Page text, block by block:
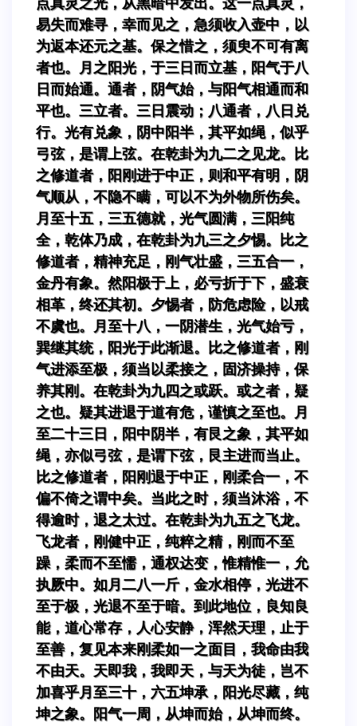
易失而难寻，幸而见之，急须收入壶中，以
为返本还元之基。保之惜之，须臾不可有离
者也。月之阳光，于三日而立基，阳气于八
日而始通。通者，阴气始，与阳气相通而和
平也。三立者。三日震动；八通者，八日兑
行。光有兑象，阴中阳半，其平如绳，似乎
弓弦，是谓上弦。在乾卦为九二之见龙。比
之修道者，阳刚进于中正，则和平有明，阴
气顺从，不隐不瞒，可以不为外物所伤矣。
月至十五，三五德就，光气圆满，三阳纯
全，乾体乃成，在乾卦为九三之夕惕。比之
修道者，精神充足，刚气壮盛，三五合一，
金丹有象。然阳极于上，必亏折于下，盛衰
相革，终还其初。夕惕者，防危虑险，以戒
不虞也。月至十八，一阴潜生，光气始亏，
巽继其统，阳光于此渐退。比之修道者，刚
气进添至极，须当以柔接之，固济操持，保
养其刚。在乾卦为九四之或跃。或之者，疑
之也。疑其进退于道有危，谨慎之至也。月
至二十三日，阳中阴半，有艮之象，其平如
绳，亦似弓弦，是谓下弦，艮主进而当止。
比之修道者，阳刚退于中正，刚柔合一，不
偏不倚之谓中矣。当此之时，须当沐浴，不
得逾时，退之太过。在乾卦为九五之飞龙。
飞龙者，刚健中正，纯粹之精，刚而不至
躁，柔而不至懦，通权达变，惟精惟一，允
执厥中。如月二八一斤，金水相停，光进不
至于极，光退不至于暗。到此地位，良知良
能，道心常存，人心安静，浑然天理，止于
至善，复见本来刚柔如一之面目，我命由我
不由天。天即我，我即天，与天为徒，岂不
加喜乎月至三十，六五坤承，阳光尽藏，纯
坤之象。阳气一周，从坤而始，从坤而终。